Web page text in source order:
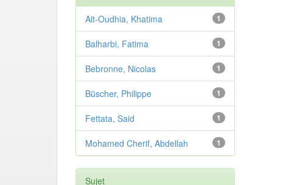
1
Ait-Oudhia, Khatima
1
Balharbi, Fatima
1
Bebronne, Nicolas
1
Büscher, Philippe
1
Fettata, Said
1
Mohamed Cherif, Abdellah
Sujet